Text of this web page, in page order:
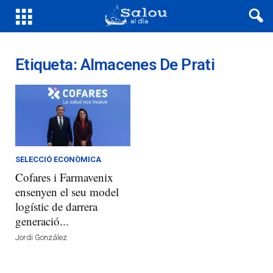
Etiqueta: Almacenes De Prati
SELECCIÓ ECONÒMICA
Cofares i Farmavenix
ensenyen el seu model
logístic de darrera
generació...
Jordi González